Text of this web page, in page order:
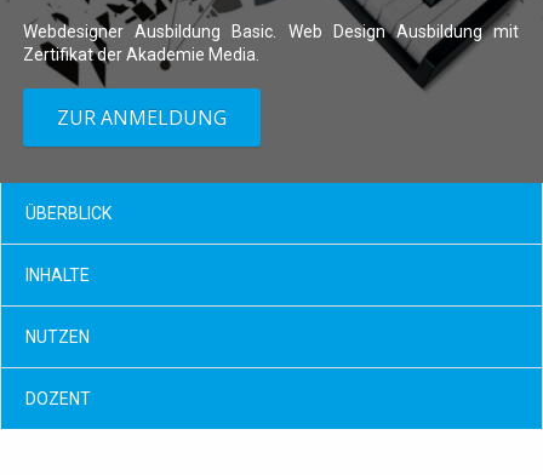
Webdesigner Ausbildung Basic. Web Design Ausbildung mit
Zertifikat der Akademie Media.
ZUR ANMELDUNG
ÜBERBLICK
INHALTE
NUTZEN
DOZENT